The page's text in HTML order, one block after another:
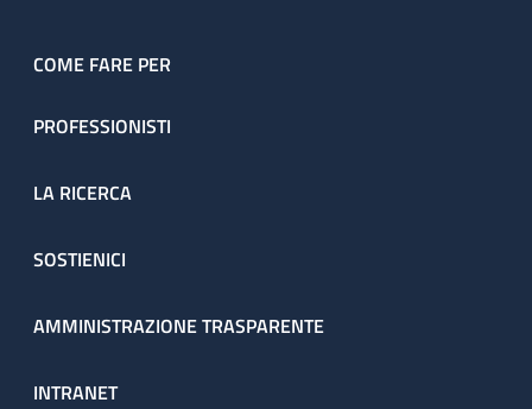
COME FARE PER
PROFESSIONISTI
LA RICERCA
SOSTIENICI
AMMINISTRAZIONE TRASPARENTE
INTRANET